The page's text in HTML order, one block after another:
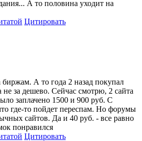
А то половина уходит на
Цитировать
биржам. А то года 2 назад покупал
за дешево. Сейчас смотрю, 2 сайта
заплачено 1500 и 900 руб. С
где-то пойдет переспам. Но форумы
сайтов. Да и 40 руб. - все равно
понравился
Цитировать